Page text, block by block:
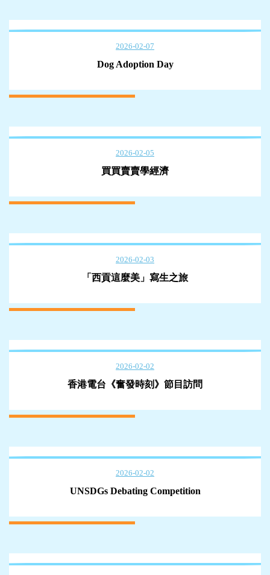
2026-02-07
Dog Adoption Day
2026-02-05
買買賣賣學經濟
2026-02-03
「西貢這麼美」寫生之旅
2026-02-02
香港電台《奮發時刻》節目訪問
2026-02-02
UNSDGs Debating Competition